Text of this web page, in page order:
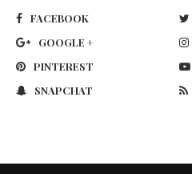
FACEBOOK
GOOGLE +
PINTEREST
SNAPCHAT